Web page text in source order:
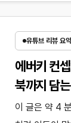
유튜브 리뷰 요약
에버키 컨
북까지 담
이 글은 약 4